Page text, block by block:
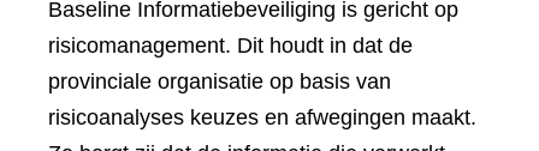
Baseline Informatiebeveiliging is gericht op
risicomanagement. Dit houdt in dat de
provinciale organisatie op basis van
risicoanalyses keuzes en afwegingen maakt.